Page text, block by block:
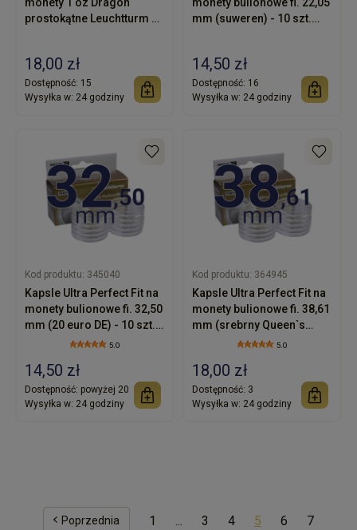
monety 1 oz Dragon
prostokątne Leuchtturm 10
18,00 zł
Dostępność: 15
Wysyłka w: 24 godziny
monety bulionowe fi. 22,05
mm (suweren) - 10 szt.
14,50 zł
Dostępność: 16
Wysyłka w: 24 godziny
Kod produktu: 345040
Kapsle Ultra Perfect Fit na
monety bulionowe fi. 32,50
mm (20 euro DE) - 10 szt.
LEUCHTTURM
5.0
14,50 zł
Dostępność: powyżej 20
Wysyłka w: 24 godziny
Kod produktu: 364945
Kapsle Ultra Perfect Fit na
monety bulionowe fi. 38,61
mm (srebrny Queen`s
Beasts 2oz) - 10 szt.
5.0
18,00 zł
Dostępność: 3
Wysyłka w: 24 godziny
1 ... 3 4 5 6 7